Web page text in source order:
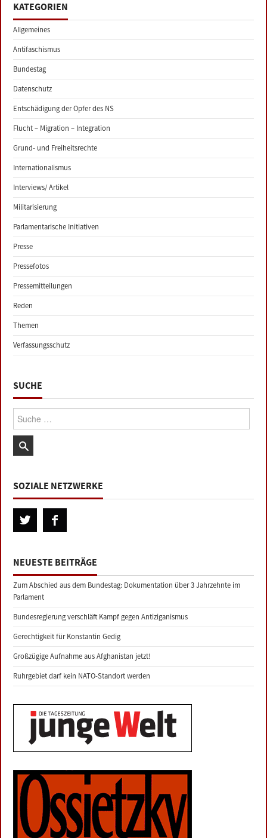
KATEGORIEN
Allgemeines
Antifaschismus
Bundestag
Datenschutz
Entschädigung der Opfer des NS
Flucht – Migration – Integration
Grund- und Freiheitsrechte
Internationalismus
Interviews/ Artikel
Militarisierung
Parlamentarische Initiativen
Presse
Pressefotos
Pressemitteilungen
Reden
Themen
Verfassungsschutz
SUCHE
Suche:
SOZIALE NETZWERKE
NEUESTE BEITRÄGE
Zum Abschied aus dem Bundestag: Dokumentation über 3 Jahrzehnte im
Parlament
Bundesregierung verschläft Kampf gegen Antiziganismus
Gerechtigkeit für Konstantin Gedig
Großzügige Aufnahme aus Afghanistan jetzt!
Ruhrgebiet darf kein NATO-Standort werden